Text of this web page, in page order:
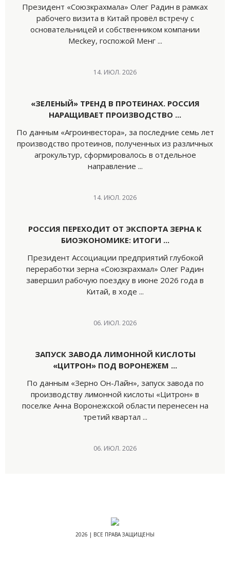
Президент «Союзкрахмала» Олег Радин в рамках
рабочего визита в Китай провёл встречу с
основательницей и собственником компании
Meckey, госпожой Менг ...
14. ИЮЛ. 2026
«ЗЕЛЕНЫЙ» ТРЕНД В ПРОТЕИНАХ. РОССИЯ
НАРАЩИВАЕТ ПРОИЗВОДСТВО ...
По данным «Агроинвестора», за последние семь лет
производство протеинов, полученных из различных
агрокультур, сформировалось в отдельное
направление ...
14. ИЮЛ. 2026
РОССИЯ ПЕРЕХОДИТ ОТ ЭКСПОРТА ЗЕРНА К
БИОЭКОНОМИКЕ: ИТОГИ ...
Президент Ассоциации предприятий глубокой
переработки зерна «Союзкрахмал» Олег Радин
завершил рабочую поездку в июне 2026 года в
Китай, в ходе ...
06. ИЮЛ. 2026
ЗАПУСК ЗАВОДА ЛИМОННОЙ КИСЛОТЫ
«ЦИТРОН» ПОД ВОРОНЕЖЕМ ...
По данным «Зерно Он-Лайн», запуск завода по
производству лимонной кислоты «Цитрон» в
поселке Анна Воронежской области перенесен на
третий квартал ...
06. ИЮЛ. 2026
2026 | ВСЕ ПРАВА ЗАЩИЩЕНЫ